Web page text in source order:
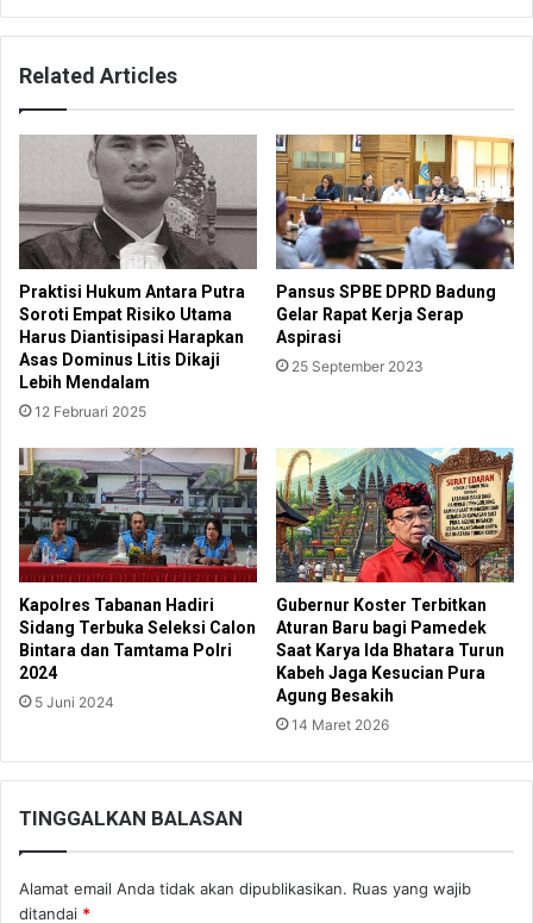
Related Articles
Praktisi Hukum Antara Putra
Soroti Empat Risiko Utama
Harus Diantisipasi Harapkan
Asas Dominus Litis Dikaji
Lebih Mendalam
12 Februari 2025
Pansus SPBE DPRD Badung
Gelar Rapat Kerja Serap
Aspirasi
25 September 2023
Kapolres Tabanan Hadiri
Sidang Terbuka Seleksi Calon
Bintara dan Tamtama Polri
2024
5 Juni 2024
Gubernur Koster Terbitkan
Aturan Baru bagi Pamedek
Saat Karya Ida Bhatara Turun
Kabeh Jaga Kesucian Pura
Agung Besakih
14 Maret 2026
TINGGALKAN BALASAN
Alamat email Anda tidak akan dipublikasikan. Ruas yang wajib
ditandai *